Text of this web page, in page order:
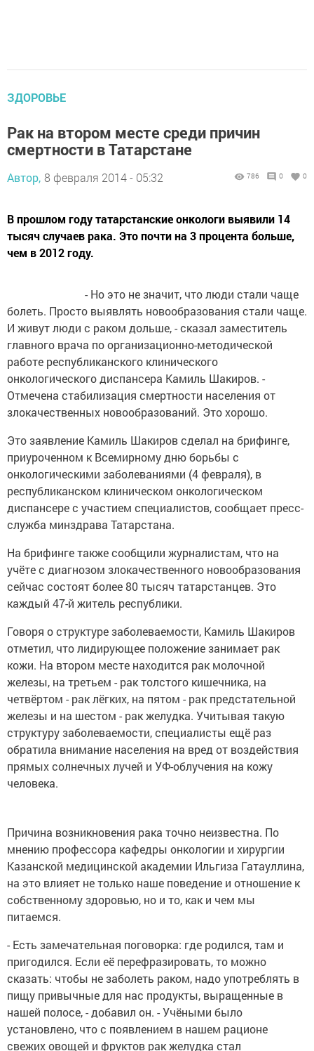
ЗДОРОВЬЕ
Рак на втором месте среди причин
смертности в Татарстане
Автор, 8 февраля 2014 - 05:32 786 0 0
В прошлом году татарстанские онкологи выявили 14
тысяч случаев рака. Это почти на 3 процента больше,
чем в 2012 году.
- Но это не значит, что люди стали чаще
болеть. Просто выявлять новообразования стали чаще.
И живут люди с раком дольше, - сказал заместитель
главного врача по организационно-методической
работе республиканского клинического
онкологического диспансера Камиль Шакиров. -
Отмечена стабилизация смертности населения от
злокачественных новообразований. Это хорошо.
Это заявление Камиль Шакиров сделал на брифинге,
приуроченном к Всемирному дню борьбы с
онкологическими заболеваниями (4 февраля), в
республиканском клиническом онкологическом
диспансере с участием специалистов, сообщает пресс-
служба минздрава Татарстана.
На брифинге также сообщили журналистам, что на
учёте с диагнозом злокачественного новообразования
сейчас состоят более 80 тысяч татарстанцев. Это
каждый 47-й житель республики.
Говоря о структуре заболеваемости, Камиль Шакиров
отметил, что лидирующее положение занимает рак
кожи. На втором месте находится рак молочной
железы, на третьем - рак толстого кишечника, на
четвёртом - рак лёгких, на пятом - рак предстательной
железы и на шестом - рак желудка. Учитывая такую
структуру заболеваемости, специалисты ещё раз
обратила внимание населения на вред от воздействия
прямых солнечных лучей и УФ-облучения на кожу
человека.
Причина возникновения рака точно неизвестна. По
мнению профессора кафедры онкологии и хирургии
Казанской медицинской академии Ильгиза Гатауллина,
на это влияет не только наше поведение и отношение к
собственному здоровью, но и то, как и чем мы
питаемся.
- Есть замечательная поговорка: где родился, там и
пригодился. Если её перефразировать, то можно
сказать: чтобы не заболеть раком, надо употреблять в
пищу привычные для нас продукты, выращенные в
нашей полосе, - добавил он. - Учёными было
установлено, что с появлением в нашем рационе
свежих овощей и фруктов рак желудка стал